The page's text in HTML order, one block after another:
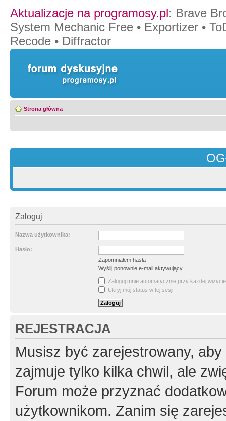
Aktualizacje na programosy.pl: Brave
System Mechanic Free • Exportizer •
Recode • Diffractor
Strona główna
Zaloguj
Nazwa użytkownika:
Hasło:
Zapomniałem hasła
Wyślij ponownie e-mail aktywujący
Zaloguj mnie automatycznie przy każdej wizycie
Ukryj mój status w tej sesji
REJESTRACJA
Musisz być zarejestrowany,
zajmuje tylko kilka chwil, ale
Forum może przyznać
użytkownikom. Zanim się